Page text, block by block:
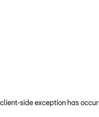
side exception has